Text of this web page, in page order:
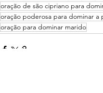
oração poderosa para dominar a
oração para dominar marido